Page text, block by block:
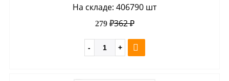
На складе: 406790 шт
362 ₽
279 ₽